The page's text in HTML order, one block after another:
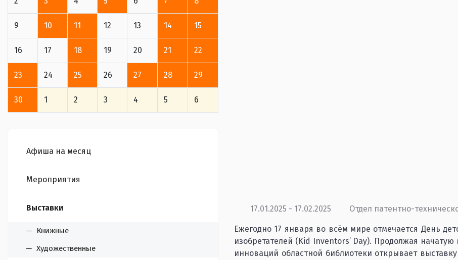
9 10 11 12 13 14 15
16 17 18 19 20 21 22
23 24 25 26 27 28 29
30 1 2 3 4 5 6
Афиша на месяц
Мероприятия
Выставки
Книжные
Художественные
17.01.2025 - 17.02.2025 Отдел патентно-
Ежегодно 17 января во всём мире отмечается День
изобретателей (Kid Inventors’ Day). Продолжая
инноваций областной библиотеки открывает